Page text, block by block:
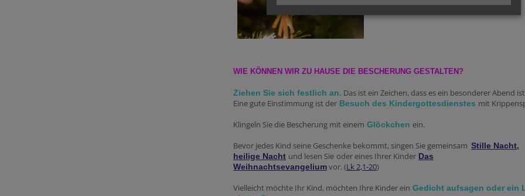
WIE KÖNNEN WIR ZU HAUSE DIE BESCHERUNG GESTALTEN?
Ziehen Sie sich festlich an. Das ist ein Zeichen, dass es ein besonderer Abend
Eine gute Einstimmung ist der Besuch des Kindergottesdienstes mit
Klingeln Sie die Bescherung mit einem Glöckchen ein.
Bevor jedes Kind seine Geschenke bekommt, singen Sie gemeinsam Stille Nacht,
heilige Nacht und lesen Sie oder eines Ihrer Kinder Das
Weihnachtsevangeliumvor. (Lk 2,1-20)
Vielleicht möchte Ihr Kind, möchten Ihre Kinder ein Gedicht aufsagen oder ein